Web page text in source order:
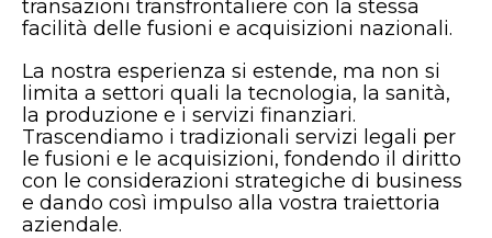
transazioni transfrontaliere con la stessa
facilità delle fusioni e acquisizioni nazionali.
La nostra esperienza si estende, ma non si
limita a settori quali la tecnologia, la sanità,
la produzione e i servizi finanziari.
Trascendiamo i tradizionali servizi legali per
le fusioni e le acquisizioni, fondendo il diritto
con le considerazioni strategiche di business
e dando così impulso alla vostra traiettoria
aziendale.